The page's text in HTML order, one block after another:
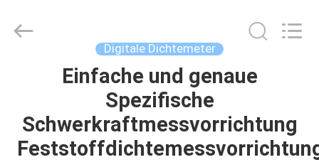
PRODUKTE
Developed
Digitale Dichtemeter
Einfache und genaue
Spezifische
Schwerkraftmessvorrichtung